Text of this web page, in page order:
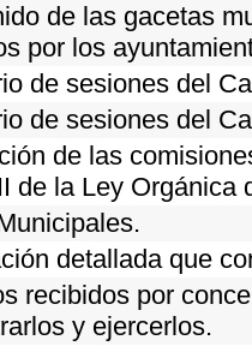
de las gacetas
por los
de sesiones del
de sesiones del
de las
de la Ley Orgánica
detallada que
recibidos por
y ejercerlos.